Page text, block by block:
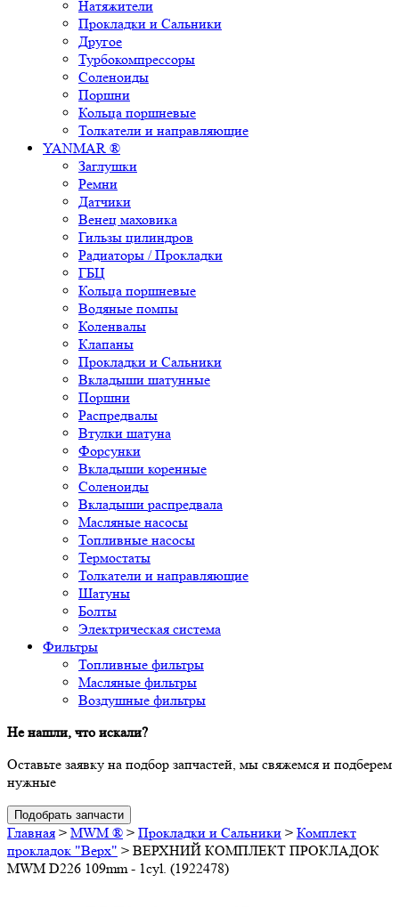
Натяжители
Прокладки и Сальники
Другое
Турбокомпрессоры
Соленоиды
Поршни
Кольца поршневые
Толкатели и направляющие
YANMAR ®
Заглушки
Ремни
Датчики
Венец маховика
Гильзы цилиндров
Радиаторы / Прокладки
ГБЦ
Кольца поршневые
Водяные помпы
Коленвалы
Клапаны
Прокладки и Сальники
Вкладыши шатунные
Поршни
Распредвалы
Втулки шатуна
Форсунки
Вкладыши коренные
Соленоиды
Вкладыши распредвала
Масляные насосы
Топливные насосы
Термостаты
Толкатели и направляющие
Шатуны
Болты
Электрическая система
Фильтры
Топливные фильтры
Масляные фильтры
Воздушные фильтры
Не нашли, что искали?
Оставьте заявку на подбор запчастей, мы свяжемся и подберем
нужные
Подобрать запчасти
Главная > MWM ® > Прокладки и Сальники > Комплект
прокладок "Верх" > ВЕРХНИЙ КОМПЛЕКТ ПРОКЛАДОК
MWM D226 109mm - 1cyl. (1922478)